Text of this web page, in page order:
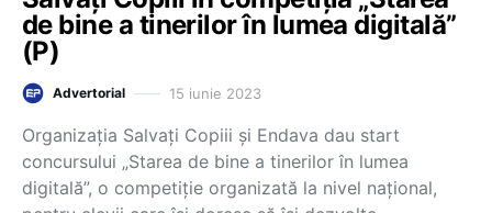
de bine a tinerilor în lumea digitală”
(P)
Advertorial 15 iunie 2023
Organizația Salvați Copiii și Endava dau start
concursului „Starea de bine a tinerilor în lumea
digitală”, o competiție organizată la nivel național,